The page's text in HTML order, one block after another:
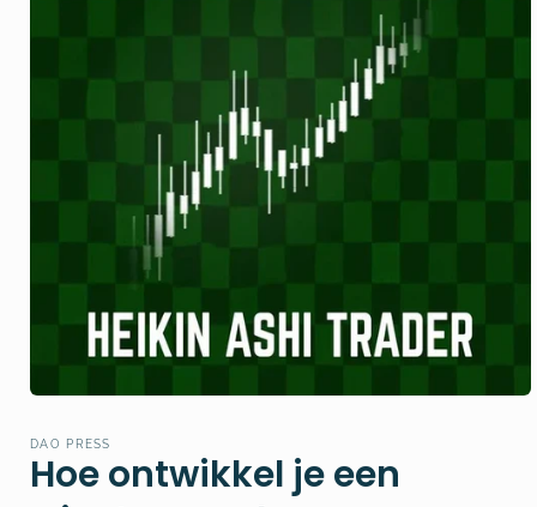
1
modal
DAO PRESS
Hoe ontwikkel je een